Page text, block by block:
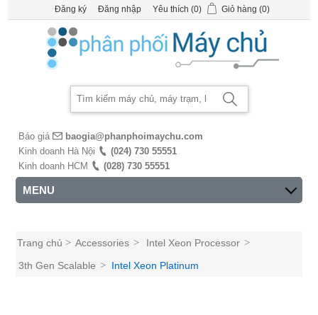
Đăng ký Đăng nhập Yêu thích (0) Giỏ hàng (0)
Báo giá
baogia@phanphoimaychu.com
Kinh doanh Hà Nội
(024) 730 55551
Kinh doanh HCM
(028) 730 55551
MENU
Trang chủ > Accessories > Intel Xeon Processor >
3th Gen Scalable > Intel Xeon Platinum